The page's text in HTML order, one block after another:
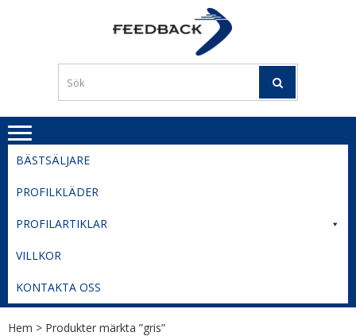
TIL
BESTE
PRISER
BÄSTSÄLJARE
PROFILKLÄDER
PROFILARTIKLAR
VILLKOR
KONTAKTA OSS
Hem > Produkter märkta ”gris”